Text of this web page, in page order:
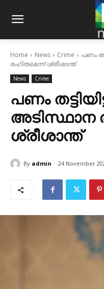
Home News Crime
പണം
രഹിതമെന്ന് ശ്രീശാന്ത്
News Crime
പണം
അടിസ്ഥാന
ശ്രീശാന്ത്
By admin 24 November